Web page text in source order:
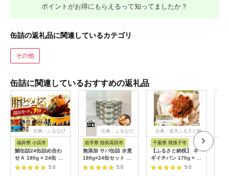
ポイントがお得にもらえるって知ってましたか？
缶詰の返礼品に関連しているカテゴリ
その他
缶詰に関連しているおすすめの返礼品
出典：ふるなび
福井県 小浜市
鯖缶詰24缶詰め合わ
せＡ 180g × 24缶 ｜
鯖 サバ さば 鯖缶 サ
バ缶 さば缶 鯖缶詰 サ
5.0
出典：ふるなび
岩手県 陸前高田市
無添加 サバ缶詰 水煮
180g×24缶セット 【
高評価 料理 ギフト 贈
答品 備蓄 防災 食料
5.0
出典：楽天ふるさと納
千葉県 我孫子市
【ふるさと納税】 ネ
ギイチバン 170g × 5
個 株式会社風土食房
《30日以内に出荷予
5.0